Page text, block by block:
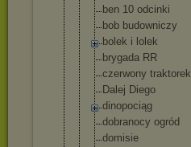
ben 10 odcinki
bob budowniczy
bolek i lolek
brygada RR
czerwony traktorek
Dalej Diego
dinopociąg
dobranocy ogród
domisie